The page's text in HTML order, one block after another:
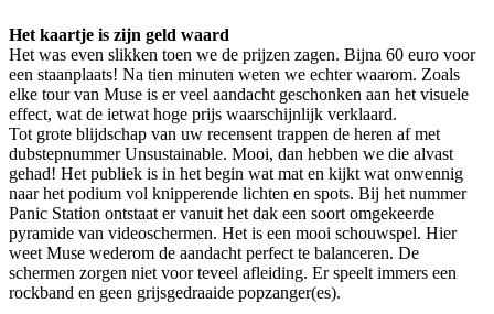
Het kaartje is zijn geld waard
Het was even slikken toen we de prijzen zagen. Bijna 60 euro voor
een staanplaats! Na tien minuten weten we echter waarom. Zoals
elke tour van Muse is er veel aandacht geschonken aan het visuele
effect, wat de ietwat hoge prijs waarschijnlijk verklaard.
Tot grote blijdschap van uw recensent trappen de heren af met
dubstepnummer Unsustainable. Mooi, dan hebben we die alvast
gehad! Het publiek is in het begin wat mat en kijkt wat onwennig
naar het podium vol knipperende lichten en spots. Bij het nummer
Panic Station ontstaat er vanuit het dak een soort omgekeerde
pyramide van videoschermen. Het is een mooi schouwspel. Hier
weet Muse wederom de aandacht perfect te balanceren. De
schermen zorgen niet voor teveel afleiding. Er speelt immers een
rockband en geen grijsgedraaide popzanger(es).